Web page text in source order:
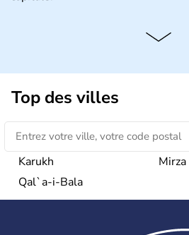
Top des villes
Karukh
Qal`a-i-Bala